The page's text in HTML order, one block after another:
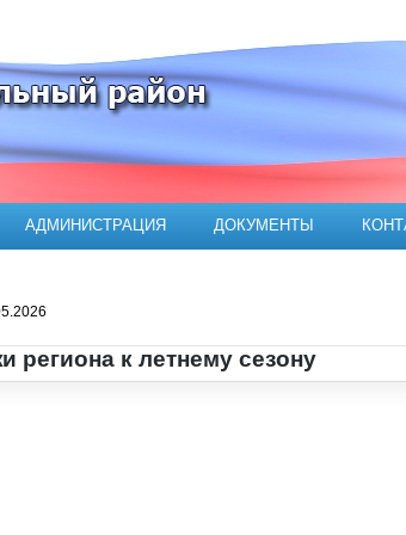
района
АДМИНИСТРАЦИЯ ДОКУМЕНТЫ
региона к летнему сезону